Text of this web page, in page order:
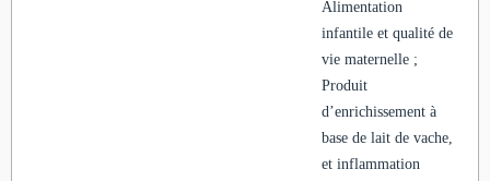
Alimentation
infantile et qualité de
vie maternelle ;
Produit
d’enrichissement à
base de lait de vache,
et inflammation